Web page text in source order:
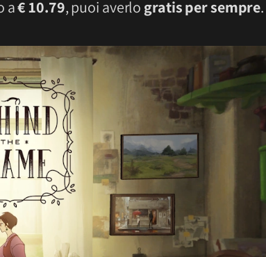
a€ 10.79, puoi averlo gratis per sempre.